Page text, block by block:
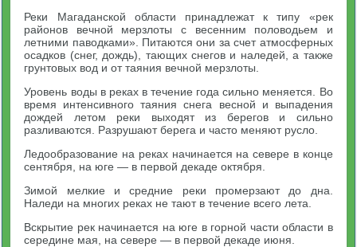
Реки Магаданской области принадлежат к типу «рек
районов вечной мерзлоты с весенним половодьем и
летними паводками». Питаются они за счет атмосферных
осадков (снег, дождь), тающих снегов и наледей, а также
грунтовых вод и от таяния вечной мерзлоты.
Уровень воды в реках в течение года сильно меняется. Во
время интенсивного таяния снега весной и выпадения
дождей летом реки выходят из берегов и сильно
разливаются. Разрушают берега и часто меняют русло.
Ледообразование на реках начинается на севере в конце
сентября, на юге — в первой декаде октября.
Зимой мелкие и средние реки промерзают до дна.
Наледи на многих реках не тают в течение всего лета.
Вскрытие рек начинается на юге в горной части области в
середине мая, на севере — в первой декаде июня.